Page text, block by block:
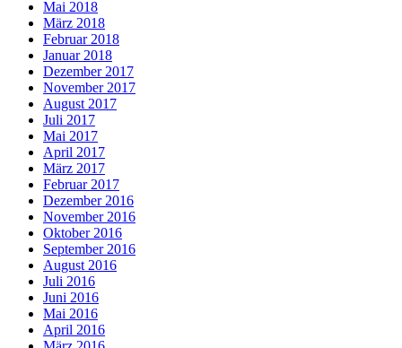
Mai 2018
März 2018
Februar 2018
Januar 2018
Dezember 2017
November 2017
August 2017
Juli 2017
Mai 2017
April 2017
März 2017
Februar 2017
Dezember 2016
November 2016
Oktober 2016
September 2016
August 2016
Juli 2016
Juni 2016
Mai 2016
April 2016